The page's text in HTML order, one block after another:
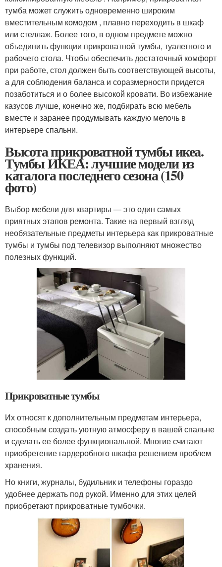
тумба может служить одновременно широким
вместительным комодом , плавно переходить в шкаф
или стеллаж. Более того, в одном предмете можно
объединить функции прикроватной тумбы, туалетного и
рабочего стола. Чтобы обеспечить достаточный комфорт
при работе, стол должен быть соответствующей высоты,
а для соблюдения баланса и соразмерности придется
позаботиться и о более высокой кровати. Во избежание
казусов лучше, конечно же, подбирать всю мебель
вместе и заранее продумывать каждую мелочь в
интерьере спальни.
Высота прикроватной тумбы икеа.
Тумбы ИКЕА: лучшие модели из
каталога последнего сезона (150
фото)
Выбор мебели для квартиры — это один самых
приятных этапов ремонта. Такие на первый взгляд
необязательные предметы интерьера как прикроватные
тумбы и тумбы под телевизор выполняют множество
полезных функций.
Прикроватные тумбы
Их относят к дополнительным предметам интерьера,
способным создать уютную атмосферу в вашей спальне
и сделать ее более функциональной. Многие считают
приобретение гардеробного шкафа решением проблем
хранения.
Но книги, журналы, будильник и телефоны гораздо
удобнее держать под рукой. Именно для этих целей
приобретают прикроватные тумбочки.